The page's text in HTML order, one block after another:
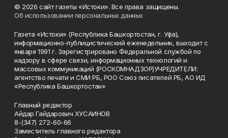
© 2026 сайт газеты «Истоки». Все права защищены.
Об использовании персональных данных
Газета «Истоки» (Республика Башкортостан, г. Уфа),
информационно-публицистический еженедельник, выходит с
января 1991 г. Зарегистрировано Федеральной службой по
надзору в сфере связи, информационных технологий и
массовых коммуникаций (РОСКОМНАДЗОР)УЧРЕДИТЕЛИ:
агентство печати и СМИ РБ, РОО Союз писателей РБ, АО ИД
«Республика Башкортостан»
Главный редактор
Айдар Гайдарович ХУСАИНОВ
8-(347) 272-60-66
Заместитель главного редактора